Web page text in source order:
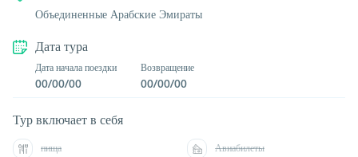
Объединенные Арабские Эмираты
Дата тура
Дата начала поездки
00/00/00
Возвращение
00/00/00
Тур включает в себя
пища Авиабилеты